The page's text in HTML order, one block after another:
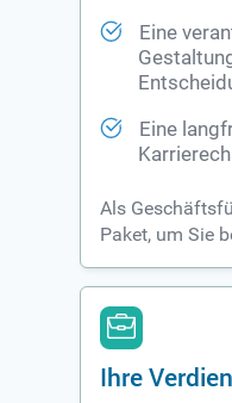
Eine
Eine
Als
Paket, um Sie
Ihre